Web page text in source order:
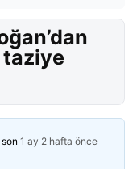
taziye
1 ay 2 hafta önce